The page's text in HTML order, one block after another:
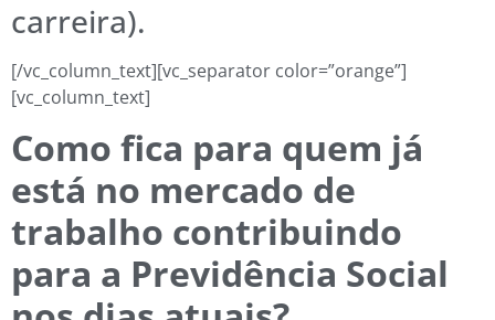
carreira).
[/vc_column_text][vc_separator color=”orange”]
[vc_column_text]
Como fica para quem já
está no mercado de
trabalho contribuindo
para a Previdência Social